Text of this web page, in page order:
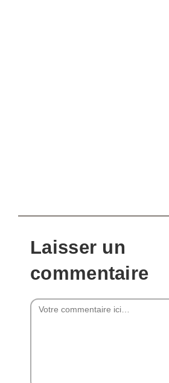
Laisser un
commentaire